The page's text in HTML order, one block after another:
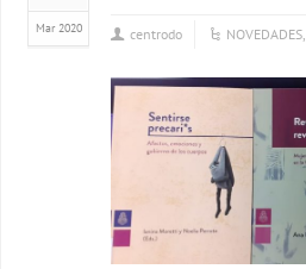
Mar 2020 centrodo NOVEDADES,